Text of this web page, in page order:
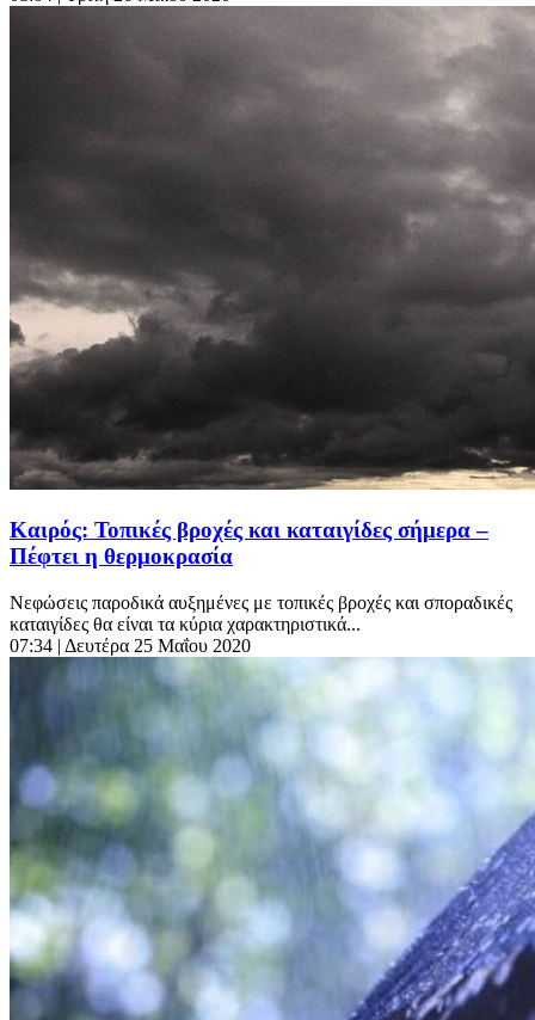
Καιρός: Τοπικές βροχές και καταιγίδες σήμερα –
Πέφτει η θερμοκρασία
Νεφώσεις παροδικά αυξημένες με τοπικές βροχές και σποραδικές
καταιγίδες θα είναι τα κύρια χαρακτηριστικά...
07:34 | Δευτέρα 25 Μαΐου 2020